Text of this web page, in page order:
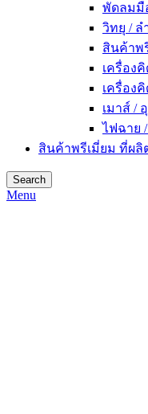
พัดลมมื
วิทยุ / ล
สินค้าพ
เครื่อง
เครื่อง
เมาส์ /
ไฟฉาย
สินค้าพรีเมี่ยม ที่ผลิ
Search
Menu